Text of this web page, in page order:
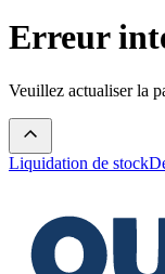
Erreur
Veuillez actualiser la
Liquidation de stock